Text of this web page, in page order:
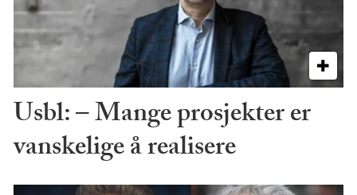
Usbl: – Mange prosjekter er
vanskelige å realisere